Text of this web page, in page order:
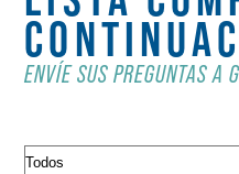
ENVÍE SUS PREGUNTAS A
Filtrar